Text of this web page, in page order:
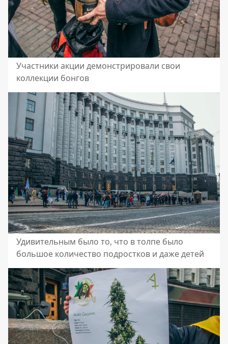
Участники акции демонстрировали свои
коллекции бонгов
Удивительным было то, что в толпе было
большое количество подростков и даже детей